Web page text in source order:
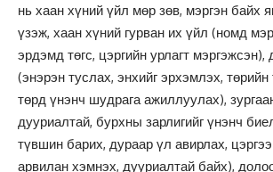
нь хаан хүний үйл мөр зөв, мэргэн байх
үзэж, хаан хүний гурван их үйл (номд
эрдэмд төгс, цэргийн урлагт мэргэжсэн),
(энэрэн туслах, энхийг эрхэмлэх,
төрд үнэнч шудрага ажиллуулах),
дууриалтай, бурхны зарлигийг үнэнч
түвшин барих, дураар үл авирлах,
арвилан хэмнэх, дууриалтай байх),